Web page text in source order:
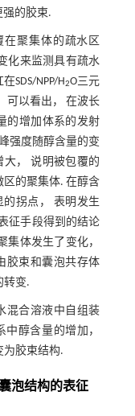
强的胶束.
聚集体的疏水区
化来监测具有疏水
SDS/NPP/H2O三元
可以看出， 在波长
的增加体系的发射
强度随醇含量的变
大， 说明被包覆的
区的聚集体. 在醇含
的拐点， 表明发生
征手段得到的结论
集体发生了变化，
胶束和囊泡共存体
转变.
混合溶液中自组装
醇含量的增加，
为胶束结构.
泡结构的表征